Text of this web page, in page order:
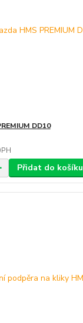
DD10
Přidat do košíku